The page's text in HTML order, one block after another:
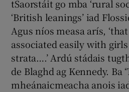
tSaorstáit go mba ‘rural
‘British leanings’ iad
Agus níos measa arís,
associated easily with
strata….’ Ardú stádais
de Blaghd ag Kennedy. Ba
mheánaicmeacha anois